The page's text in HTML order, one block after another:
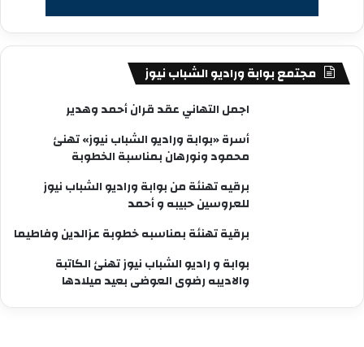
مجتمع بوابة وراديو الشباب نيوز
اجمل التهاني عقد قران أحمد وهدير
أسرة «بوابة وراديو الشباب نيوز» تهنئ
محمود ونورهان بمناسبة الخطوبة
برقيه تهنئة من بوابة وراديو الشباب نيوز
للعروسين حبيبه و أحمد
برقية تهنئة بمناسبه خطوبة عزالدين وفاطيما
بوابة و راديو الشباب نيوز تهنئ الكاتبة
والاديبه رضوى العوضى بعيد ميلادها